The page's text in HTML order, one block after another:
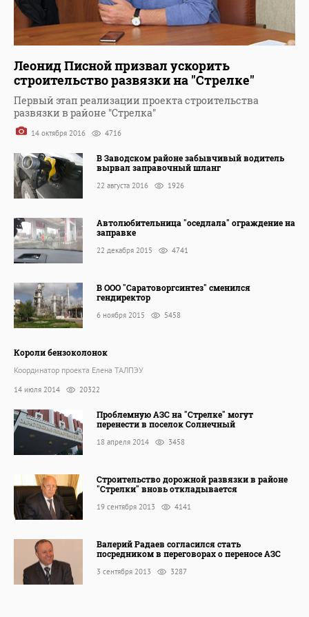
Леонид Писной призвал ускорить
строительство развязки на "Стрелке"
Первый этап реализации проекта строительства
развязки в районе "Стрелка"
14 октября 2016 4716
В Заводском районе забывчивый водитель
вырвал заправочный шланг
22 августа 2016 1926
Автолюбительница "оседлала" ограждение на
заправке
22 декабря 2015 4741
В ООО "Саратоворгсинтез" сменился
гендиректор
6 ноября 2015 5458
Короли бензоколонок
Координатор проекта Елена ТАЛПЭУ
14 июля 2014 20322
Проблемную АЗС на "Стрелке" могут
перенести в поселок Солнечный
18 апреля 2014 3458
Строительство дорожной развязки в районе
"Стрелки" вновь откладывается
19 сентября 2013 4141
Валерий Радаев согласился стать
посредником в переговорах о переносе АЗС
3 сентября 2013 3287